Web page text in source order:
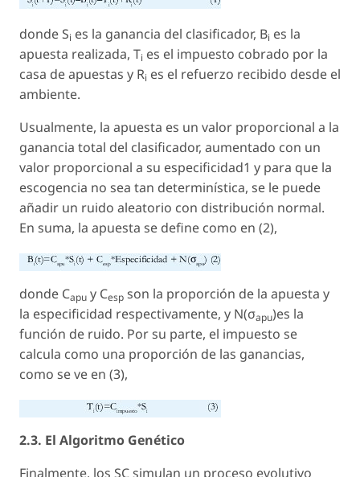
donde Si es la ganancia del clasificador, Bi es la
apuesta realizada, Ti es el impuesto cobrado por la
casa de apuestas y Ri es el refuerzo recibido desde el
ambiente.
Usualmente, la apuesta es un valor proporcional a la
ganancia total del clasificador, aumentado con un
valor proporcional a su especificidad1 y para que la
escogencia no sea tan determinística, se le puede
añadir un ruido aleatorio con distribución normal.
En suma, la apuesta se define como en (2),
donde Capu y Cesp son la proporción de la apuesta y
la especificidad respectivamente, y N(σapu)es la
función de ruido. Por su parte, el impuesto se
calcula como una proporción de las ganancias,
como se ve en (3),
2.3. El Algoritmo Genético
Finalmente, los SC simulan un proceso evolutivo